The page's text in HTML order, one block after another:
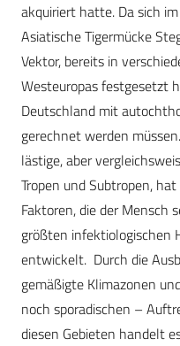
akquiriert hatte. Da sich
Asiatische Tigermücke
Vektor, bereits in
Westeuropas festgesetzt
Deutschland mit
gerechnet werden
lästige, aber
Tropen und Subtropen,
Faktoren, die der Mensch
größten infektiologischen
entwickelt. Durch die
gemäßigte Klimazonen
noch sporadischen –
diesen Gebieten handelt